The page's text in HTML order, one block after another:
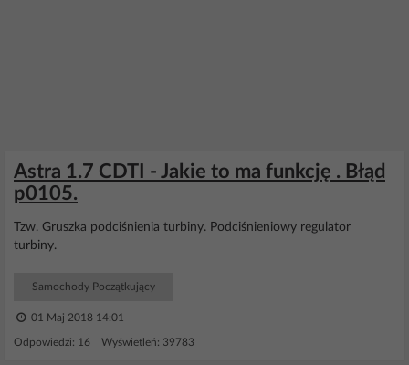
Astra 1.7 CDTI - Jakie to ma funkcję . Błąd
p0105.
Tzw. Gruszka podciśnienia turbiny. Podciśnieniowy regulator
turbiny.
Samochody Początkujący
01 Maj 2018 14:01
Odpowiedzi: 16 Wyświetleń: 39783